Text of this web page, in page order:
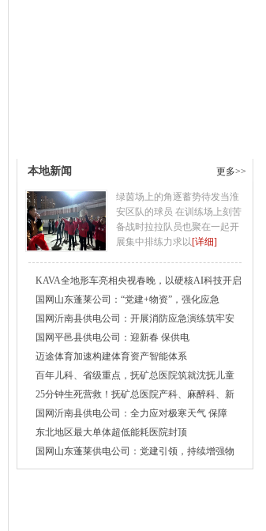
本地新闻 更多>>
绿茵场上的角逐蓄势待发当淮
安区队的球员 在训练场上刻苦
备战时拉拉队员也聚在一起开
展集中排练力求以[详细]
KAVA全地形车亮相央视春晚，以硬核AI科技开启
国网山东蓬莱公司：“党建+物资”，强化应急
国网沂南县供电公司：开展消防应急演练筑牢安
国网平邑县供电公司：迎新春 保供电
迈途体育加速构建体育资产智能体系
百年儿科、省级重点，抚矿总医院筑就沈抚儿童
25分钟生死营救！抚矿总医院产科、麻醉科、新
国网沂南县供电公司：全力应对极寒天气 保障
东北地区最大单体超低能耗医院封顶
国网山东蓬莱供电公司：党建引领，持续增强物